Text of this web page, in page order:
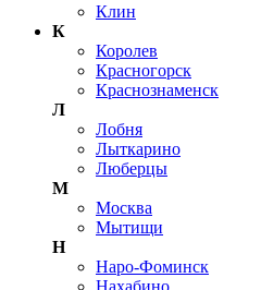
Клин
К
Королев
Красногорск
Краснознаменск
Л
Лобня
Лыткарино
Люберцы
М
Москва
Мытищи
Н
Наро-Фоминск
Нахабино